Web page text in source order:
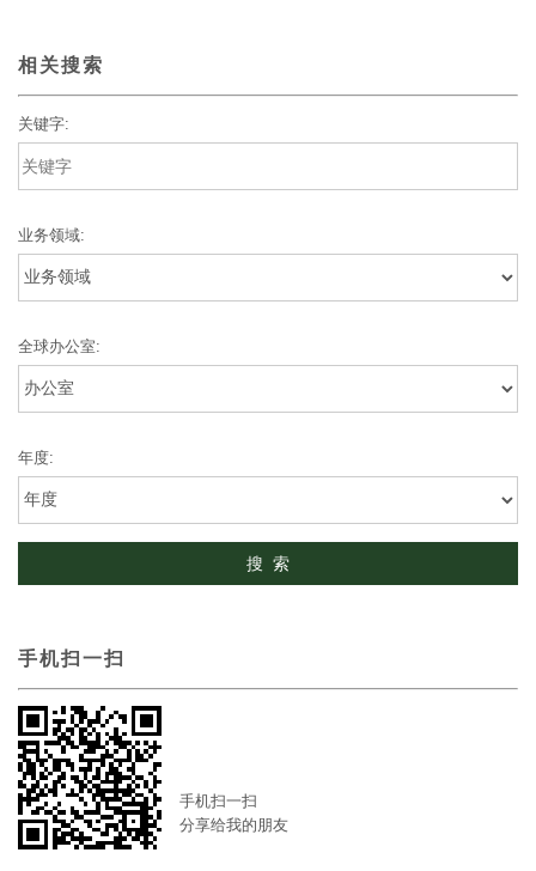
相关搜索
关键字:
业务领域:
全球办公室:
年度:
手机扫一扫
手机扫一扫
分享给我的朋友